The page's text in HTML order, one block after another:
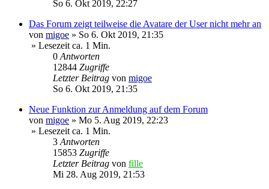
So 6. Okt 2019, 22:27
Das Forum zeigt teilweise die Avatare der User nicht mehr an
von migoe » So 6. Okt 2019, 21:35
» Lesezeit ca. 1 Min.
0Antworten
12844 Zugriffe
Letzter Beitrag von migoe
So 6. Okt 2019, 21:35
Neue Funktion zur Anmeldung auf dem Forum
von migoe » Mo 5. Aug 2019, 22:23
» Lesezeit ca. 1 Min.
3Antworten
15853 Zugriffe
Letzter Beitrag von fille
Mi 28. Aug 2019, 21:53